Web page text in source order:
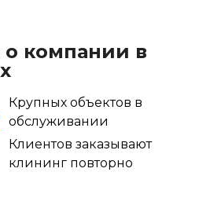
Крупных объектов в
обслуживании
Клиентов заказывают
клининг повторно
компании в